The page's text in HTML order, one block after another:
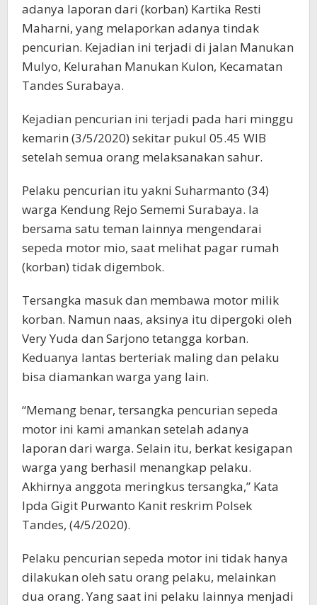
adanya laporan dari (korban) Kartika Resti
Maharni, yang melaporkan adanya tindak
pencurian. Kejadian ini terjadi di jalan Manukan
Mulyo, Kelurahan Manukan Kulon, Kecamatan
Tandes Surabaya.
Kejadian pencurian ini terjadi pada hari minggu
kemarin (3/5/2020) sekitar pukul 05.45 WIB
setelah semua orang melaksanakan sahur.
Pelaku pencurian itu yakni Suharmanto (34)
warga Kendung Rejo Sememi Surabaya. Ia
bersama satu teman lainnya mengendarai
sepeda motor mio, saat melihat pagar rumah
(korban) tidak digembok.
Tersangka masuk dan membawa motor milik
korban. Namun naas, aksinya itu dipergoki oleh
Very Yuda dan Sarjono tetangga korban.
Keduanya lantas berteriak maling dan pelaku
bisa diamankan warga yang lain.
“Memang benar, tersangka pencurian sepeda
motor ini kami amankan setelah adanya
laporan dari warga. Selain itu, berkat kesigapan
warga yang berhasil menangkap pelaku.
Akhirnya anggota meringkus tersangka,” Kata
Ipda Gigit Purwanto Kanit reskrim Polsek
Tandes, (4/5/2020).
Pelaku pencurian sepeda motor ini tidak hanya
dilakukan oleh satu orang pelaku, melainkan
dua orang. Yang saat ini pelaku lainnya menjadi